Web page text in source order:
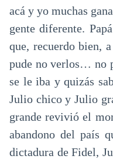
acá y yo muchas
gente diferente.
que, recuerdo bien,
pude no verlos… no
se le iba y quizás
Julio chico y Julio
grande revivió el
abandono del país
dictadura de Fidel,